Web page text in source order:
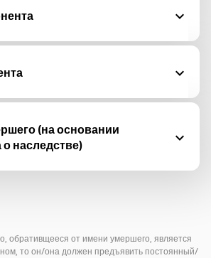
(на основании
наследстве)
обративщееся от имени умершего, является
то он/она должен предъявить постоянный/